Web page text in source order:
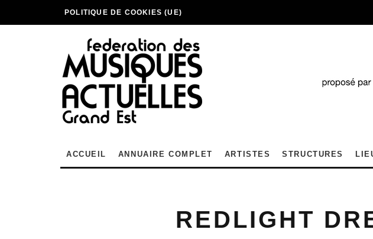
POLITIQUE DE COOKIES (UE)
ACCUEIL ANNUAIRE COMPLET ARTISTES STRUCTURES
REDLIGHT